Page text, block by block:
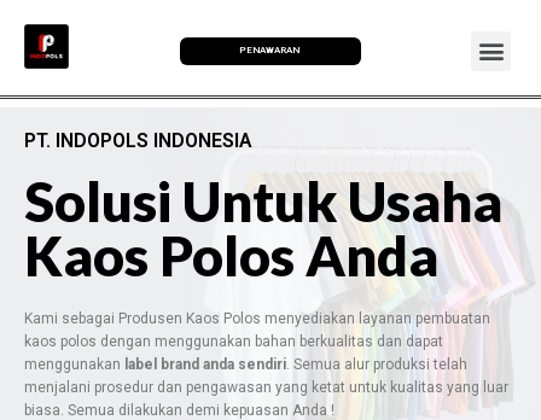
PENAWARAN
PT. INDOPOLS INDONESIA
Solusi Untuk Usaha
Kaos Polos Anda
Kami sebagai Produsen Kaos Polos menyediakan layanan pembuatan
kaos polos dengan menggunakan bahan berkualitas dan dapat
menggunakan label brand anda sendiri . Semua alur produksi telah
menjalani prosedur dan pengawasan yang ketat untuk kualitas yang luar
biasa. Semua dilakukan demi kepuasan Anda !